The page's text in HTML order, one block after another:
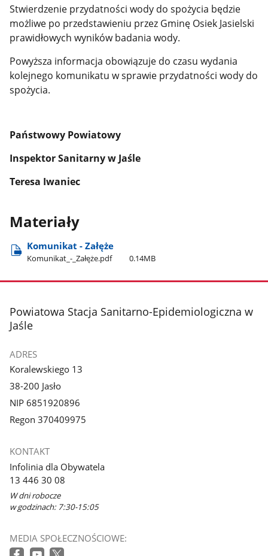
Stwierdzenie przydatności wody do spożycia będzie
możliwe po przedstawieniu przez Gminę Osiek Jasielski
prawidłowych wyników badania wody.
Powyższa informacja obowiązuje do czasu wydania
kolejnego komunikatu w sprawie przydatności wody do
spożycia.
Państwowy Powiatowy
InspektorSanitarny w Jaśle
Teresa Iwaniec
Materiały
Komunikat - Załęże
Komunikat​_-​_Załęże.pdf 0.14MB
stopka
Powiatowa Stacja Sanitarno-Epidemiologiczna w
Jaśle
ADRES
Koralewskiego 13
38-200 Jasło
NIP 6851920896
Regon 370409975
KONTAKT
Infolinia dla Obywatela
13 446 30 08
W dni robocze
w godzinach: 7:30-15:05
MEDIA SPOŁECZNOŚCIOWE: